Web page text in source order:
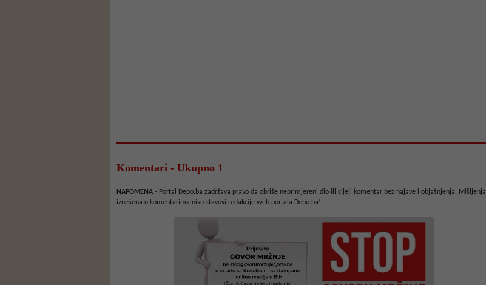
Komentari - Ukupno 1
NAPOMENA - Portal Depo.ba zadržava pravo da obriše neprimjereni dio ili cijeli komentar bez najave i objašnjenja. Mišljenja
iznešena u komentarima nisu stavovi redakcije web portala Depo.ba!